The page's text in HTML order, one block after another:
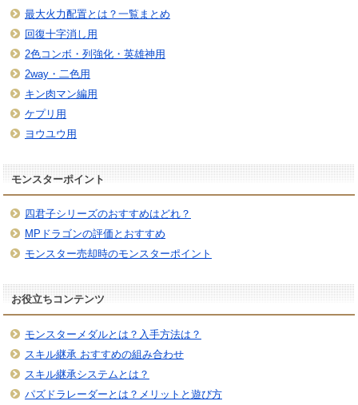
最大火力配置とは？一覧まとめ
回復十字消し用
2色コンボ・列強化・英雄神用
2way・二色用
キン肉マン編用
ケプリ用
ヨウユウ用
モンスターポイント
四君子シリーズのおすすめはどれ？
MPドラゴンの評価とおすすめ
モンスター売却時のモンスターポイント
お役立ちコンテンツ
モンスターメダルとは？入手方法は？
スキル継承 おすすめの組み合わせ
スキル継承システムとは？
パズドラレーダーとは？メリットと遊び方